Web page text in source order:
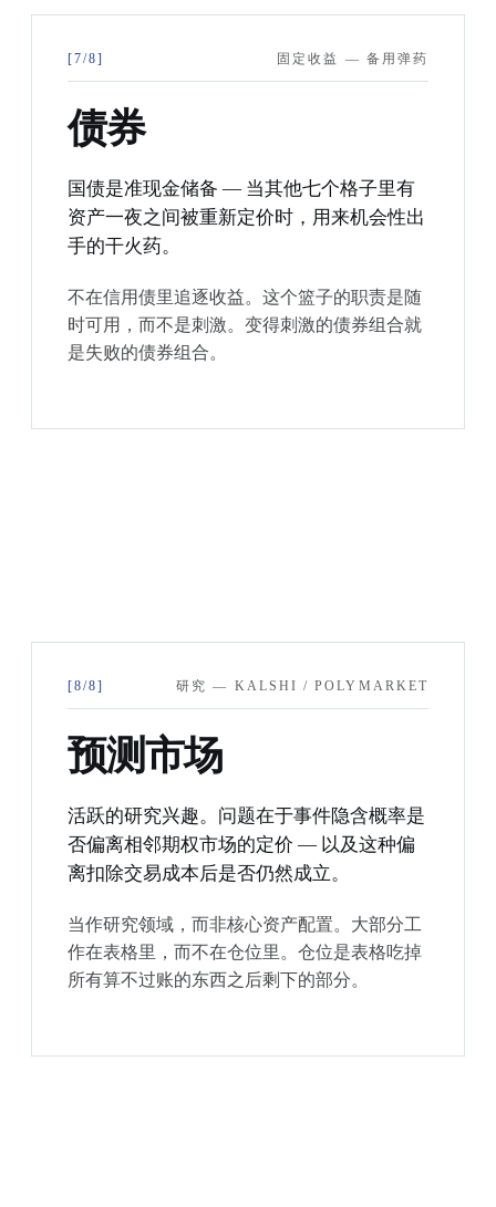
[7/8] 固定收益 — 备用弹药
债券
国债是准现金储备 — 当其他七个格子里有
资产一夜之间被重新定价时，用来机会性出
手的干火药。
不在信用债里追逐收益。这个篮子的职责是随
时可用，而不是刺激。变得刺激的债券组合就
是失败的债券组合。
[8/8] 研究 — KALSHI / POLYMARKET
预测市场
活跃的研究兴趣。问题在于事件隐含概率是
否偏离相邻期权市场的定价 — 以及这种偏
离扣除交易成本后是否仍然成立。
当作研究领域，而非核心资产配置。大部分工
作在表格里，而不在仓位里。仓位是表格吃掉
所有算不过账的东西之后剩下的部分。